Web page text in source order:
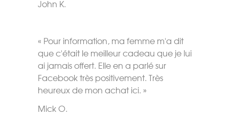
John K.
« Pour information, ma femme m'a dit
que c'était le meilleur cadeau que je lui
ai jamais offert. Elle en a parlé sur
Facebook très positivement. Très
heureux de mon achat ici. »
Mick O.